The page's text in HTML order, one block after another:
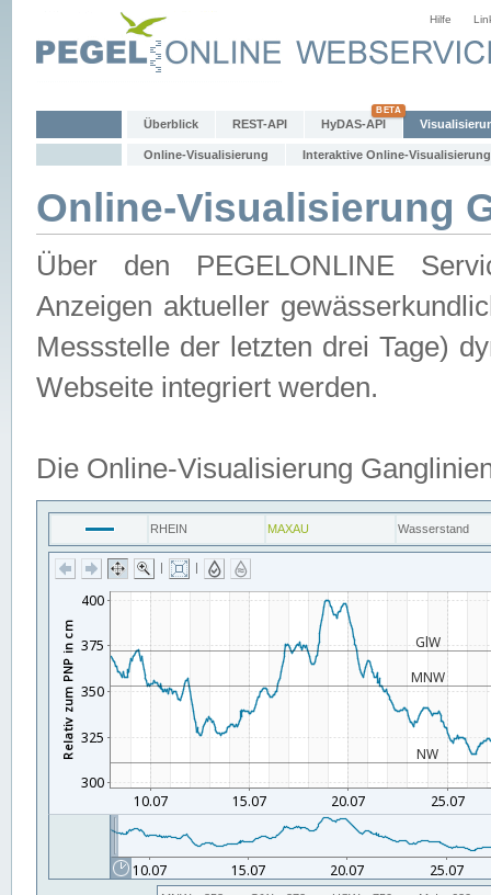
Hilfe
Überblick REST-API HyDAS-API
Online-Visualisierung Interaktive Online-Visualisierung
Online-Visualisierung
Über den PEGELONLINE
Anzeigen aktueller
Messstelle der letzten drei Tage)
Webseite integriert werden.
Die Online-Visualisierung